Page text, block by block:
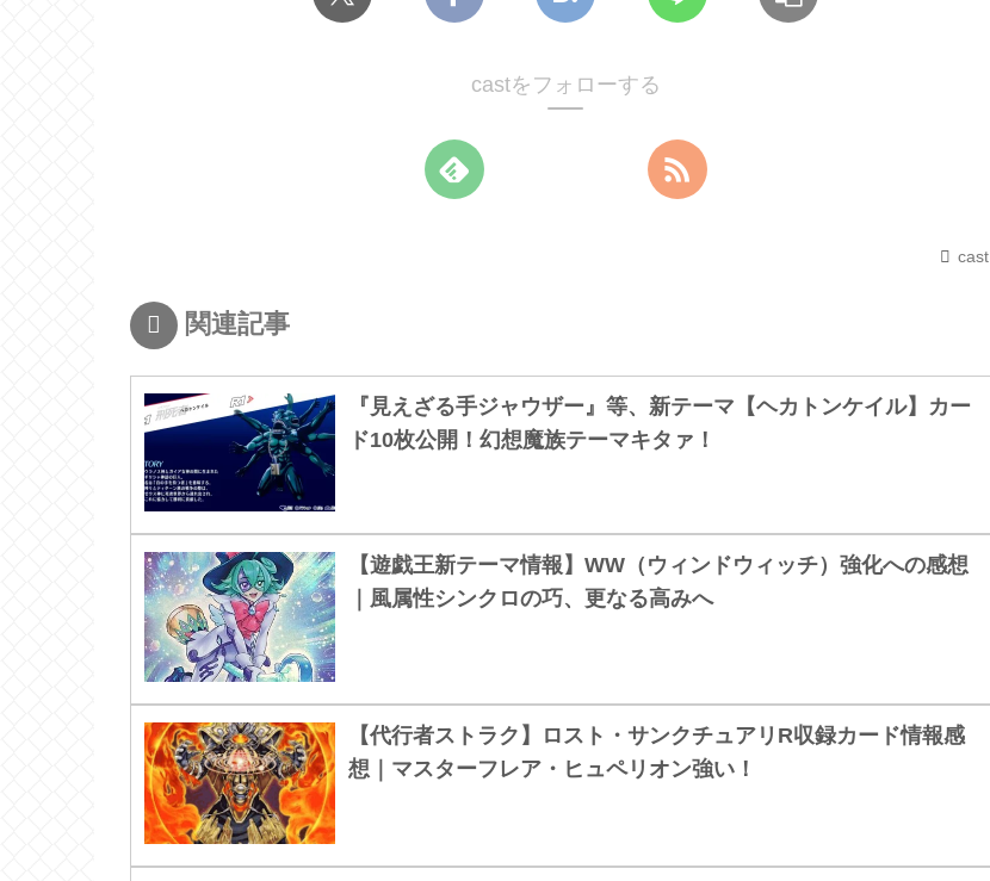
castをフォローする
cast
関連記事
『見えざる手ジャウザー』等、新テーマ【ヘカトンケイル】カー
ド10枚公開！幻想魔族テーマキタァ！
【遊戯王新テーマ情報】WW（ウィンドウィッチ）強化への感想
｜風属性シンクロの巧、更なる高みへ
【代行者ストラク】ロスト・サンクチュアリR収録カード情報感
想｜マスターフレア・ヒュペリオン強い！